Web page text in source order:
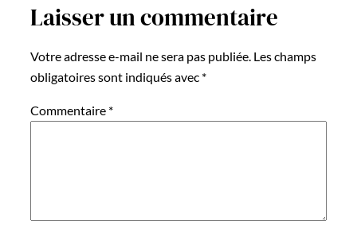
Laisser un commentaire
Votre adresse e-mail ne sera pas publiée. Les champs
obligatoires sont indiqués avec *
Commentaire *